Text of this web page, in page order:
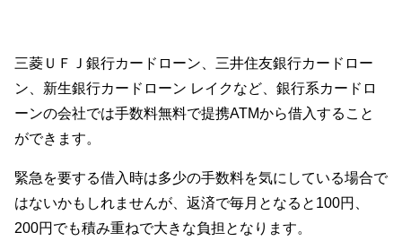
三菱ＵＦＪ銀行カードローン、三井住友銀行カードロー
ン、新生銀行カードローン レイクなど、銀行系カードロ
ーンの会社では手数料無料で提携ATMから借入すること
ができます。
緊急を要する借入時は多少の手数料を気にしている場合で
はないかもしれませんが、返済で毎月となると100円、
200円でも積み重ねで大きな負担となります。